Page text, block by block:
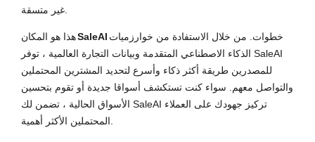
غير متسقة.
هذا هو المكانSaleAI خطوات. من خلال الاستفادة من خوارزميات
الذكاء الاصطناعي المتقدمة وبيانات التجارة العالمية ، توفر SaleAI
للمصدرين طريقة أكثر ذكاء وأسرع لتحديد المشترين المحتملين
والتواصل معهم. سواء كنت تستكشف أسواقا جديدة أو تقوم بتحسين
الأسواق الحالية ، تضمن لك SaleAI تركيز جهودك على العملاء
المحتملين الأكثر أهمية.